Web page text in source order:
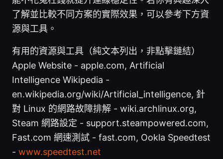
了解並比較不同方案的實際效果，可以參考下方資
源與工具。
有用的資源與工具（純文本列出，非點擊鏈結）
Apple Website - apple.com, Artificial
Intelligence Wikipedia -
en.wikipedia.org/wiki/Artificial_intelligence, 針
對 Linux 的網路故障排解 - wiki.archlinux.org,
Steam 網路設定 - support.steampowered.com,
Fast.com 網速測試 - fast.com, Ookla Speedtest
- www.speedtest.net